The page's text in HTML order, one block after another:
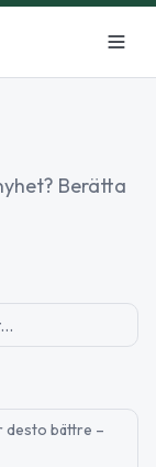
Berätta